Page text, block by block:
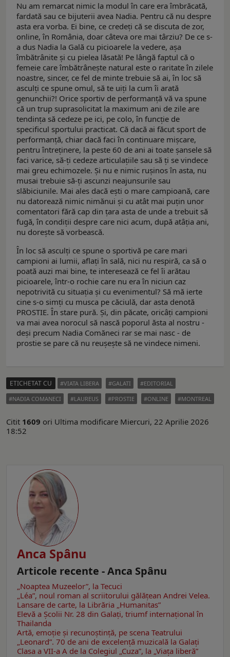
Nu am remarcat nimic la modul în care era îmbrăcată,
fardată sau ce bijuterii avea Nadia. Pentru că nu despre
asta era vorba. Ei bine, ce credeţi că se discuta de zor,
online, în România, doar câteva ore mai târziu? De ce s-
a dus Nadia la Gală cu picioarele la vedere, aşa
îmbătrânite şi cu pielea lăsată! Pe lângă faptul că o
femeie care îmbătrâneşte natural este o raritate în zilele
noastre, sincer, ce fel de minte trebuie să ai, în loc să
asculţi ce spune omul, să te uiţi la cum îi arată
genunchii?! Orice sportiv de performanţă vă va spune
că un trup suprasolicitat la maximum ani de zile are
tendinţa să cedeze pe ici, pe colo, în funcţie de
specificul sportului practicat. Că dacă ai făcut sport de
performanţă, chiar dacă faci în continuare mişcare,
pentru întreţinere, la peste 60 de ani ai toate şansele să
faci varice, să-ţi cedeze articulaţiile sau să ţi se vindece
mai greu echimozele. Şi nu e nimic ruşinos în asta, nu
musai trebuie să-ţi ascunzi neajunsurile sau
slăbiciunile. Mai ales dacă eşti o mare campioană, care
nu datorează nimic nimănui şi cu atât mai puţin unor
comentatori fără cap din ţara asta de unde a trebuit să
fugă, în condiţii despre care nici acum, după atâţia ani,
nu doreşte să vorbească.
În loc să asculţi ce spune o sportivă pe care mari
campioni ai lumii, aflaţi în sală, nici nu respiră, ca să o
poată auzi mai bine, te interesează ce fel îi arătau
picioarele, într-o rochie care nu era în niciun caz
nepotrivită cu situaţia şi cu evenimentul? Să mă ierte
cine s-o simţi cu musca pe căciulă, dar asta denotă
PROSTIE. În stare pură. Şi, din păcate, oricâţi campioni
va mai avea norocul să nască poporul ăsta al nostru -
deşi precum Nadia Comăneci rar se mai nasc - de
prostie se pare că nu reuşeşte să ne vindece nimeni.
ETICHETAT CU VIATA LIBERA GALATI
EDITORIAL
NADIA COMANECI
LAUREUS PROSTIE ONLINE MONTREAL
Citit 1609 ori Ultima modificare Miercuri, 22 Aprilie 2026
18:52
Anca Spânu
Articole recente - Anca Spânu
„Noaptea Muzeelor”, la Tecuci
„Léa”, noul roman al scriitorului gălăţean Andrei Velea.
Lansare de carte, la Librăria „Humanitas”
Elevă a Școlii Nr. 28 din Galați, triumf internațional în
Thailanda
Artă, emoţie şi recunoştinţă, pe scena Teatrului
„Leonard”. 70 de ani de excelență muzicală la Galaţi
Clasa a VII-a A de la Colegiul „Cuza”, la „Viaţa liberă”